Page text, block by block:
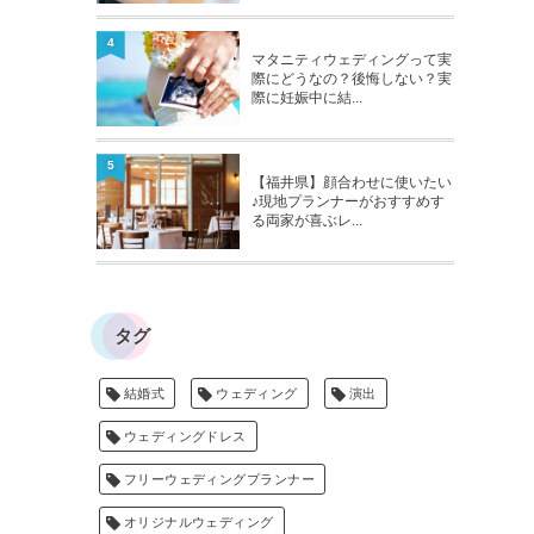
マタニティウェディングって実
際にどうなの？後悔しない？実
際に妊娠中に結...
4
【福井県】顔合わせに使いたい
♪現地プランナーがおすすめす
る両家が喜ぶレ...
5
タグ
結婚式 ウェディング 演出
ウェディングドレス
フリーウェディングプランナー
オリジナルウェディング